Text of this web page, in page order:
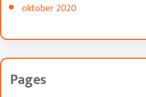
oktober 2020
Pages